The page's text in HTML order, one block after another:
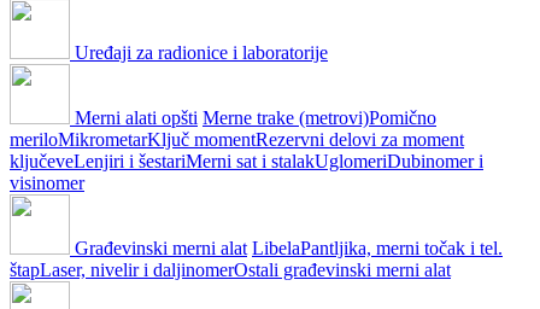
Uređaji za radionice i laboratorije
Merni alati opšti Merne trake (metrovi)Pomično
meriloMikrometarKljuč momentRezervni delovi za moment
ključeveLenjiri i šestariMerni sat i stalakUglomeriDubinomer i
visinomer
Građevinski merni alat LibelaPantljika, merni točak i tel.
štapLaser, nivelir i daljinomerOstali građevinski merni alat